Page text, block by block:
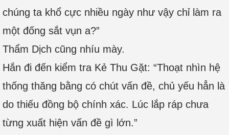
chúng ta khổ cực nhiều ngày như vậy chỉ làm ra
một đống sắt vụn a?”
Thẩm Dịch cũng nhíu mày.
Hắn đi đến kiểm tra Kẻ Thu Gặt: “Thoạt nhìn hệ
thống thăng bằng có chút vấn đề, chủ yếu hẳn là
do thiếu đồng bộ chính xác. Lúc lắp ráp chưa
từng xuất hiện vấn đề gì lớn.”